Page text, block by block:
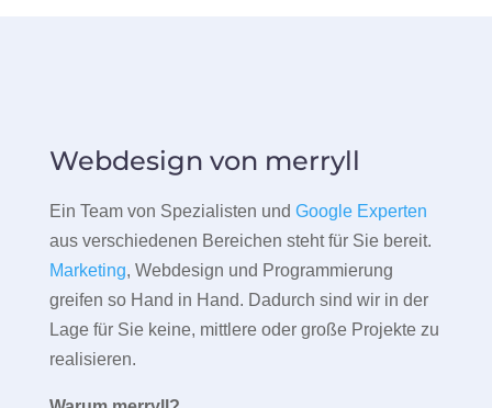
Webdesign von merryll
Ein Team von Spezialisten und Google Experten
aus verschiedenen Bereichen steht für Sie bereit.
Marketing, Webdesign und Programmierung
greifen so Hand in Hand. Dadurch sind wir in der
Lage für Sie keine, mittlere oder große Projekte zu
realisieren.